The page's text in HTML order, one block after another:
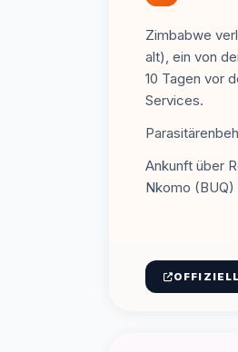
Zimbabwe
alt), ein von
10 Tagen vor
Services.
Ankunft über
Nkomo (BUQ)